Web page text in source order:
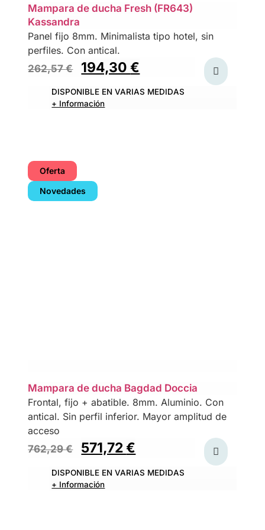
Mampara de ducha Fresh (FR643)
Kassandra
Panel fijo 8mm. Minimalista tipo hotel, sin
perfiles. Con antical.
262,57€ 194,30€
DISPONIBLE EN VARIAS MEDIDAS
+ Información
Oferta
Novedades
Mampara de ducha Bagdad Doccia
Frontal, fijo + abatible. 8mm. Aluminio. Con
antical. Sin perfil inferior. Mayor amplitud de
acceso
762,29€ 571,72€
DISPONIBLE EN VARIAS MEDIDAS
+ Información